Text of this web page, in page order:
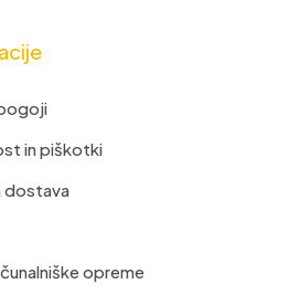
in piškotki
dostava
opreme